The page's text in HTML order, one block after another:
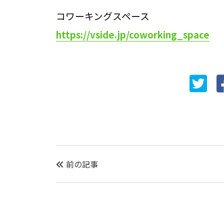
コワーキングスペース
https://vside.jp/coworking_space
前の記事